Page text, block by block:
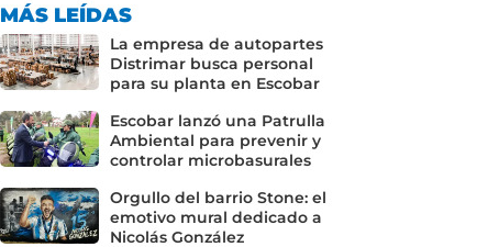
MÁS LEÍDAS
La empresa de autopartes
Distrimar busca personal
para su planta en Escobar
Escobar lanzó una Patrulla
Ambiental para prevenir y
controlar microbasurales
Orgullo del barrio Stone: el
emotivo mural dedicado a
Nicolás González